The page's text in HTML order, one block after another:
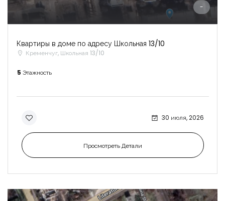
-
Квартиры в доме по адресу Школьная 13/10
Кременчуг, Школьная 13/10
5 Этажность
30 июля, 2026
Просмотреть Детали